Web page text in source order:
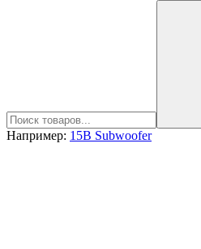
Например: 15B Subwoofer